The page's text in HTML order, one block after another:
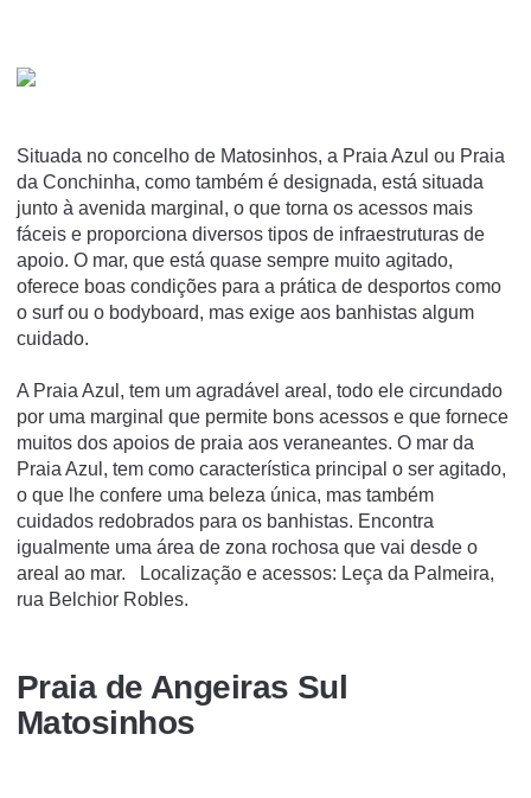
Situada no concelho de Matosinhos, a Praia Azul ou Praia
da Conchinha, como também é designada, está situada
junto à avenida marginal, o que torna os acessos mais
fáceis e proporciona diversos tipos de infraestruturas de
apoio. O mar, que está quase sempre muito agitado,
oferece boas condições para a prática de desportos como
o surf ou o bodyboard, mas exige aos banhistas algum
cuidado.
A Praia Azul, tem um agradável areal, todo ele circundado
por uma marginal que permite bons acessos e que fornece
muitos dos apoios de praia aos veraneantes. O mar da
Praia Azul, tem como característica principal o ser agitado,
o que lhe confere uma beleza única, mas também
cuidados redobrados para os banhistas. Encontra
igualmente uma área de zona rochosa que vai desde o
areal ao mar. Localização e acessos: Leça da Palmeira,
rua Belchior Robles.
Praia de Angeiras Sul
Matosinhos